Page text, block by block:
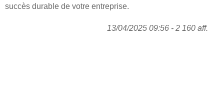
succès durable de votre entreprise.
13/04/2025 09:56 - 2 160 aff.